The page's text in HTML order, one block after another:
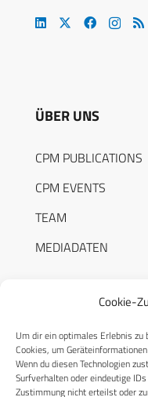
Cookie-
Um dir ein optimales Erlebnis zu
Cookies, um
Wenn du diesen Technologien
Surfverhalten oder eindeutige
Zustimmung nicht erteilst oder
ÜBER UNS
CPM PUBLICATIONS
CPM EVENTS
TEAM
MEDIADATEN
RECHTLICHES